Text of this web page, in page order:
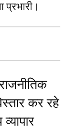
प्रभारी।
कर रहे